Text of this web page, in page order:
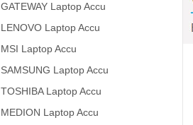
GATEWAY Laptop Accu
LENOVO Laptop Accu
MSI Laptop Accu
SAMSUNG Laptop Accu
TOSHIBA Laptop Accu
MEDION Laptop Accu